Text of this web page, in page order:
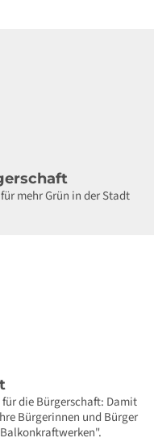
mehr Grün in der Stadt
die Bürgerschaft: Damit
Bürgerinnen und Bürger